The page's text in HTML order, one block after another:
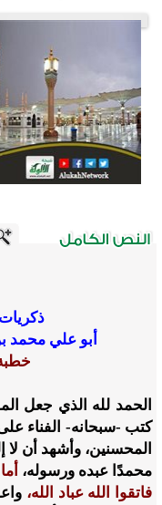
أبو علي محمد
الحمد لله الذي جعل
كتب -سبحانه- الفناء
المحسنين، وأشهد أن لا
محمدًا عبده ورسوله،
فاتقوا الله عباد الله،